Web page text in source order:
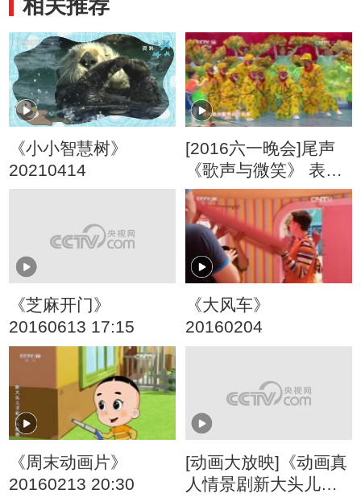
相关推荐
《小小智慧树》
20210414
[2016六一晚会]尾声
《歌声与微笑》 表
演：银河少儿电视艺
术团等
《芝麻开门》
20160613 17:15
《大风车》
20160204
《周末动画片》
20160213 20:30
[动画大放映]《动画真
人情景剧新大头儿子